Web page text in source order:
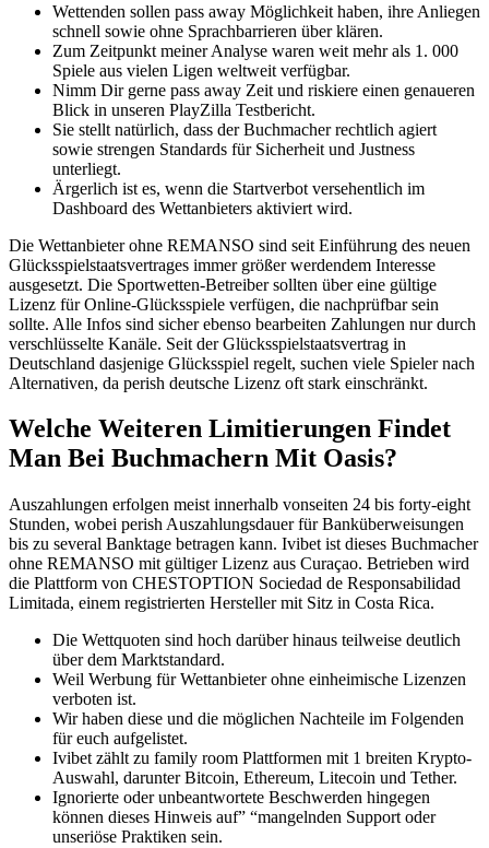
Wettenden sollen pass away Möglichkeit haben, ihre Anliegen
schnell sowie ohne Sprachbarrieren über klären.
Zum Zeitpunkt meiner Analyse waren weit mehr als 1. 000
Spiele aus vielen Ligen weltweit verfügbar.
Nimm Dir gerne pass away Zeit und riskiere einen genaueren
Blick in unseren PlayZilla Testbericht.
Sie stellt natürlich, dass der Buchmacher rechtlich agiert
sowie strengen Standards für Sicherheit und Justness
unterliegt.
Ärgerlich ist es, wenn die Startverbot versehentlich im
Dashboard des Wettanbieters aktiviert wird.
Die Wettanbieter ohne REMANSO sind seit Einführung des neuen
Glücksspielstaatsvertrages immer größer werdendem Interesse
ausgesetzt. Die Sportwetten-Betreiber sollten über eine gültige
Lizenz für Online-Glücksspiele verfügen, die nachprüfbar sein
sollte. Alle Infos sind sicher ebenso bearbeiten Zahlungen nur durch
verschlüsselte Kanäle. Seit der Glücksspielstaatsvertrag in
Deutschland dasjenige Glücksspiel regelt, suchen viele Spieler nach
Alternativen, da perish deutsche Lizenz oft stark einschränkt.
Welche Weiteren Limitierungen Findet
Man Bei Buchmachern Mit Oasis?
Auszahlungen erfolgen meist innerhalb vonseiten 24 bis forty-eight
Stunden, wobei perish Auszahlungsdauer für Banküberweisungen
bis zu several Banktage betragen kann. Ivibet ist dieses Buchmacher
ohne REMANSO mit gültiger Lizenz aus Curaçao. Betrieben wird
die Plattform von CHESTOPTION Sociedad de Responsabilidad
Limitada, einem registrierten Hersteller mit Sitz in Costa Rica.
Die Wettquoten sind hoch darüber hinaus teilweise deutlich
über dem Marktstandard.
Weil Werbung für Wettanbieter ohne einheimische Lizenzen
verboten ist.
Wir haben diese und die möglichen Nachteile im Folgenden
für euch aufgelistet.
Ivibet zählt zu family room Plattformen mit 1 breiten Krypto-
Auswahl, darunter Bitcoin, Ethereum, Litecoin und Tether.
Ignorierte oder unbeantwortete Beschwerden hingegen
können dieses Hinweis auf” “mangelnden Support oder
unseriöse Praktiken sein.